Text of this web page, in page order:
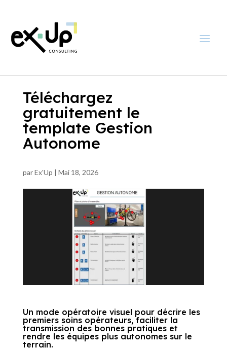
Téléchargez
gratuitement le
template Gestion
Autonome
parEx'Up | Mai 18, 2026
Un mode opératoire visuel pour décrire les
premiers soins opérateurs, faciliter la
transmission des bonnes pratiques et
rendre les équipes plus autonomes sur le
terrain.